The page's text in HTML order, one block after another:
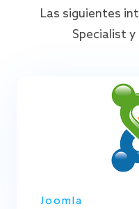
Las siguientes
Specialist y
Joomla